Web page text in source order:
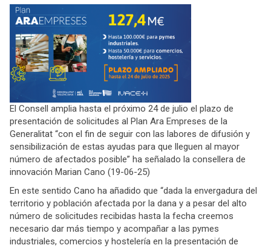
El Consell amplia hasta el próximo 24 de julio el plazo de
presentación de solicitudes al Plan Ara Empreses de la
Generalitat “con el fin de seguir con las labores de difusión y
sensibilización de estas ayudas para que lleguen al mayor
número de afectados posible” ha señalado la consellera de
innovación Marian Cano (19-06-25)
En este sentido Cano ha añadido que “dada la envergadura del
territorio y población afectada por la dana y a pesar del alto
número de solicitudes recibidas hasta la fecha creemos
necesario dar más tiempo y acompañar a las pymes
industriales, comercios y hostelería en la presentación de